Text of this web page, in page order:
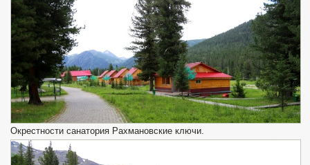
Окрестности санатория Рахмановские ключи.